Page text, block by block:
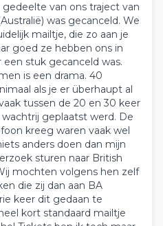
gedeelte van ons traject van
was gecanceld. We
mailtje, die zo aan je
goed ze hebben ons in
stuk gecanceld was.
is een drama. 40
als je er überhaupt al
tussen de 20 en 30 keer
geplaatst werd. De
kreeg waren vaak wel
anders doen dan mijn
sturen naar British
mochten volgens hen zelf
die zij dan aan BA
keer dit gedaan te
kort standaard mailtje